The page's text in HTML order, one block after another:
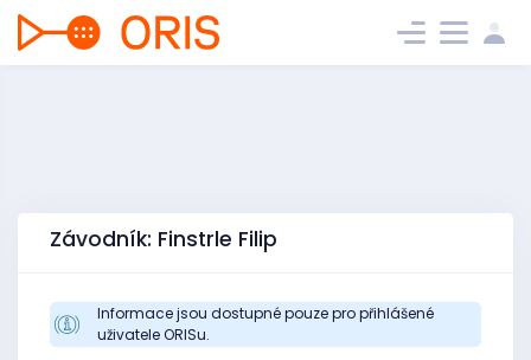
Závodník: Finstrle Filip
Informace jsou dostupné pouze pro přihlášené
uživatele ORISu.